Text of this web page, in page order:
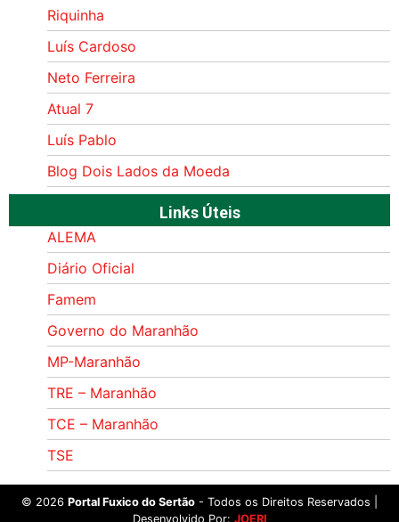
Riquinha
Luís Cardoso
Neto Ferreira
Atual 7
Luís Pablo
Blog Dois Lados da Moeda
Links Úteis
ALEMA
Diário Oficial
Famem
Governo do Maranhão
MP-Maranhão
TRE – Maranhão
TCE – Maranhão
TSE
© 2026 Portal Fuxico do Sertão - Todos os Direitos Reservados |
Desenvolvido Por: JOERI